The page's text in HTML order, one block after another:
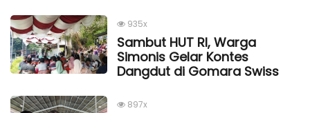
935x
Sambut HUT RI, Warga
Simonis Gelar Kontes
Dangdut di Gomara Swiss
897x